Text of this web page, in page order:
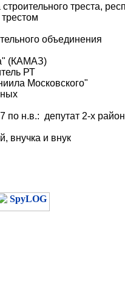
треста,
объединения
(КАМАЗ)
РТ
Московского"
по н.в.: депутат 2-х
внучка и внук